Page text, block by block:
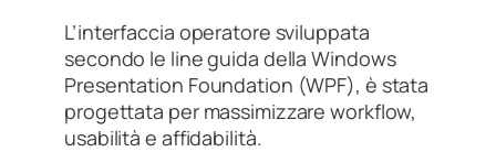
L’interfaccia operatore sviluppata
secondo le line guida della Windows
Presentation Foundation (WPF), è stata
progettata per massimizzare workflow,
usabilità e affidabilità.